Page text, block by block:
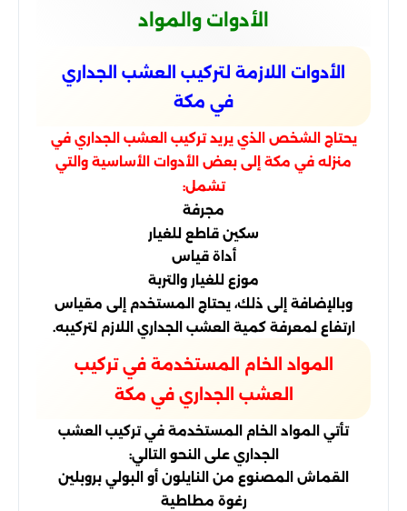
الأدوات والمواد
الأدوات اللازمة لتركيب العشب الجداري
في مكة
يحتاج الشخص الذي يريد تركيب العشب الجداري في
منزله في مكة إلى بعض الأدوات الأساسية والتي
تشمل:
مجرفة
سكين قاطع للغيار
أداة قياس
موزع للغيار والتربة
وبالإضافة إلى ذلك، يحتاج المستخدم إلى مقياس
ارتفاع لمعرفة كمية العشب الجداري اللازم لتركيبه.
المواد الخام المستخدمة في تركيب
العشب الجداري في مكة
تأتي المواد الخام المستخدمة في تركيب العشب
الجداري على النحو التالي:
القماش المصنوع من النايلون أو البولي بروبلين
رغوة مطاطية